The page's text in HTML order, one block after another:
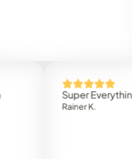
Super Everything good